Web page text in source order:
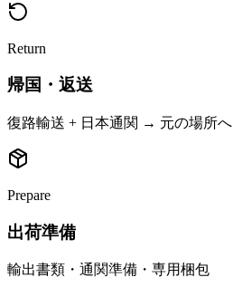
Return
帰国・返送
復路輸送 + 日本通関 → 元の場所へ
Prepare
出荷準備
輸出書類・通関準備・専用梱包